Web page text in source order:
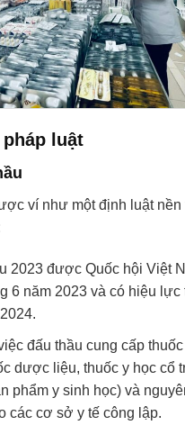
luật
ví như một định luật nền
2023 được Quốc hội Việt
6 năm 2023 và có hiệu lực
đấu thầu cung cấp
dược liệu, thuốc y học cổ
phẩm y sinh học) và
các cơ sở y tế công lập.